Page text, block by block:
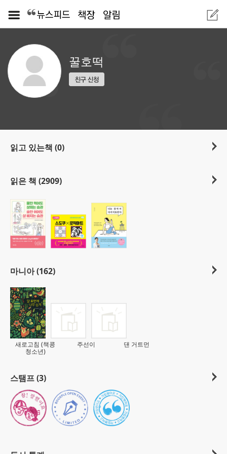
꿀호떡
읽고 있는책 (0)
읽은 책 (2909)
마니아 (162)
새로고침 (책콩
청소년)
주선이 댄 거트먼
스탬프 (3)